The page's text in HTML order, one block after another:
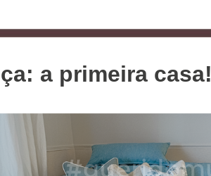
a primeira casa!